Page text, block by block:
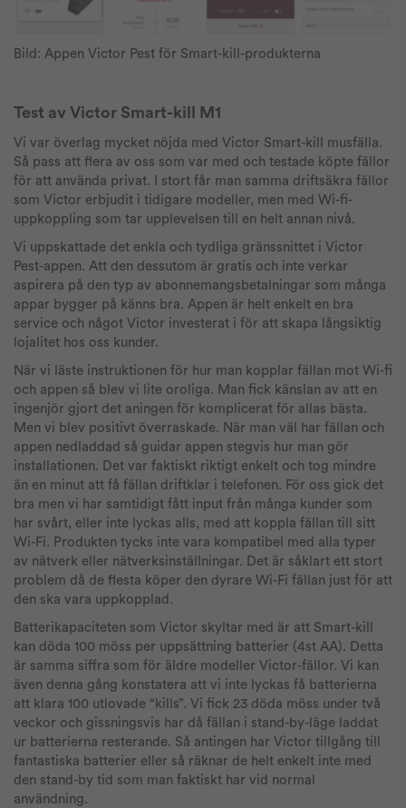
Bild: Appen Victor Pest för Smart-kill-produkterna
Test av Victor Smart-kill M1
Vi var överlag mycket nöjda med Victor Smart-kill musfälla.
Så pass att flera av oss som var med och testade köpte fällor
för att använda privat. I stort får man samma driftsäkra fällor
som Victor erbjudit i tidigare modeller, men med Wi-fi-
uppkoppling som tar upplevelsen till en helt annan nivå.
Vi uppskattade det enkla och tydliga gränssnittet i Victor
Pest-appen. Att den dessutom är gratis och inte verkar
aspirera på den typ av abonnemangsbetalningar som många
appar bygger på känns bra. Appen är helt enkelt en bra
service och något Victor investerat i för att skapa långsiktig
lojalitet hos oss kunder.
När vi läste instruktionen för hur man kopplar fällan mot Wi-fi
och appen så blev vi lite oroliga. Man fick känslan av att en
ingenjör gjort det aningen för komplicerat för allas bästa.
Men vi blev positivt överraskade. När man väl har fällan och
appen nedladdad så guidar appen stegvis hur man gör
installationen. Det var faktiskt riktigt enkelt och tog mindre
än en minut att få fällan driftklar i telefonen. För oss gick det
bra men vi har samtidigt fått input från många kunder som
har svårt, eller inte lyckas alls, med att koppla fällan till sitt
Wi-Fi. Produkten tycks inte vara kompatibel med alla typer
av nätverk eller nätverksinställningar. Det är såklart ett stort
problem då de flesta köper den dyrare Wi-Fi fällan just för att
den ska vara uppkopplad.
Batterikapaciteten som Victor skyltar med är att Smart-kill
kan döda 100 möss per uppsättning batterier (4st AA). Detta
är samma siffra som för äldre modeller Victor-fällor. Vi kan
även denna gång konstatera att vi inte lyckas få batterierna
att klara 100 utlovade “kills”. Vi fick 23 döda möss under två
veckor och gissningsvis har då fällan i stand-by-läge laddat
ur batterierna resterande. Så antingen har Victor tillgång till
fantastiska batterier eller så räknar de helt enkelt inte med
den stand-by tid som man faktiskt har vid normal
användning.